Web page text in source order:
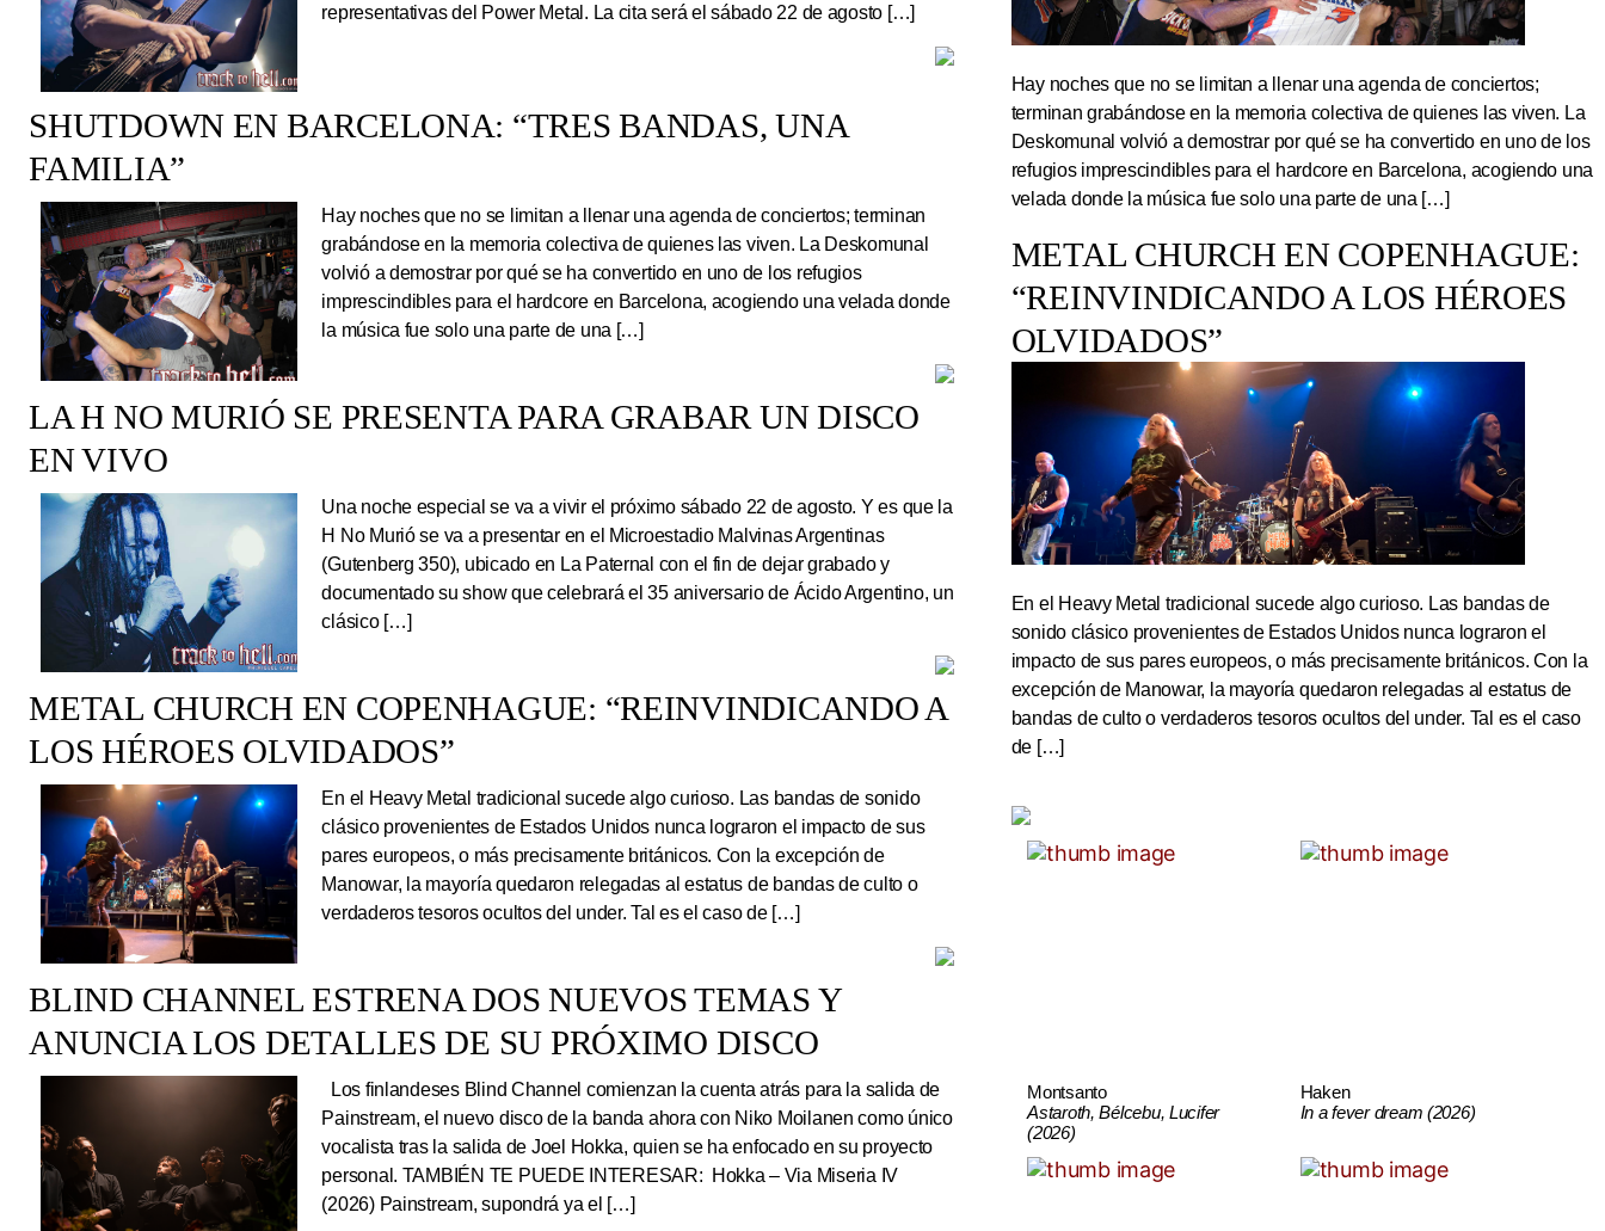
representativas del Power Metal. La cita será el sábado 22 de agosto […]
SHUTDOWN EN BARCELONA: “TRES BANDAS, UNA
FAMILIA”
Hay noches que no se limitan a llenar una agenda de conciertos; terminan
grabándose en la memoria colectiva de quienes las viven. La Deskomunal
volvió a demostrar por qué se ha convertido en uno de los refugios
imprescindibles para el hardcore en Barcelona, acogiendo una velada donde
la música fue solo una parte de una […]
LA H NO MURIÓ SE PRESENTA PARA GRABAR UN DISCO
EN VIVO
Una noche especial se va a vivir el próximo sábado 22 de agosto. Y es que la
H No Murió se va a presentar en el Microestadio Malvinas Argentinas
(Gutenberg 350), ubicado en La Paternal con el fin de dejar grabado y
documentado su show que celebrará el 35 aniversario de Ácido Argentino, un
clásico […]
METAL CHURCH EN COPENHAGUE: “REINVINDICANDO A
LOS HÉROES OLVIDADOS”
En el Heavy Metal tradicional sucede algo curioso. Las bandas de sonido
clásico provenientes de Estados Unidos nunca lograron el impacto de sus
pares europeos, o más precisamente británicos. Con la excepción de
Manowar, la mayoría quedaron relegadas al estatus de bandas de culto o
verdaderos tesoros ocultos del under. Tal es el caso de […]
BLIND CHANNEL ESTRENA DOS NUEVOS TEMAS Y
ANUNCIA LOS DETALLES DE SU PRÓXIMO DISCO
Los finlandeses Blind Channel comienzan la cuenta atrás para la salida de
Painstream, el nuevo disco de la banda ahora con Niko Moilanen como único
vocalista tras la salida de Joel Hokka, quien se ha enfocado en su proyecto
personal. TAMBIÉN TE PUEDE INTERESAR: Hokka – Via Miseria IV
(2026) Painstream, supondrá ya el […]
Hay noches que no se limitan a llenar una agenda de conciertos;
terminan grabándose en la memoria colectiva de quienes las viven. La
Deskomunal volvió a demostrar por qué se ha convertido en uno de los
refugios imprescindibles para el hardcore en Barcelona, acogiendo una
velada donde la música fue solo una parte de una […]
METAL CHURCH EN COPENHAGUE:
“REINVINDICANDO A LOS HÉROES
OLVIDADOS”
En el Heavy Metal tradicional sucede algo curioso. Las bandas de
sonido clásico provenientes de Estados Unidos nunca lograron el
impacto de sus pares europeos, o más precisamente británicos. Con la
excepción de Manowar, la mayoría quedaron relegadas al estatus de
bandas de culto o verdaderos tesoros ocultos del under. Tal es el caso
de […]
Montsanto
Astaroth, Bélcebu, Lucifer
(2026)
Haken
In a fever dream (2026)